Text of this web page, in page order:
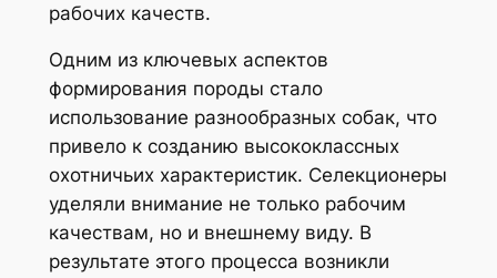
рабочих качеств.
Одним из ключевых аспектов
формирования породы стало
использование разнообразных собак, что
привело к созданию высококлассных
охотничьих характеристик. Селекционеры
уделяли внимание не только рабочим
качествам, но и внешнему виду. В
результате этого процесса возникли